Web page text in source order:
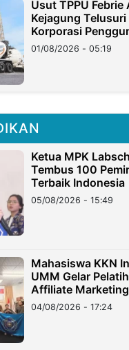
Usut TPPU
Kejagung Telusuri
Korporasi
Ritto
01/08/2026 - 05:19
Ketua MPK
Tembus 100
Terbaik Indonesia
05/08/2026 - 15:49
Mahasiswa KKN
UMM Gelar
Affiliate
Migran Indonesia
04/08/2026 - 17:24